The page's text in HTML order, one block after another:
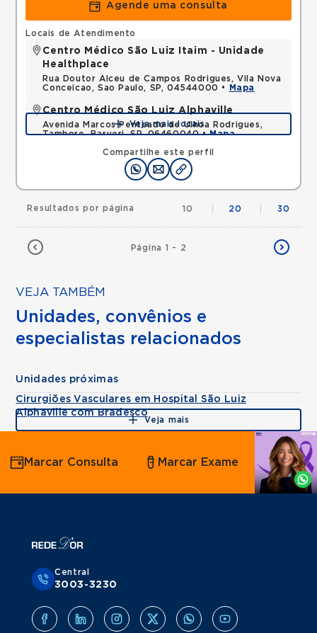
Agende uma consulta
Compartilhe este perfil
Locais de Atendimento
Centro Médico São Luiz Itaim - Unidade
Healthplace
Rua Doutor Alceu de Campos Rodrigues, Vila Nova
Conceicao, Sao Paulo, SP, 04544000 •
Mapa
Centro Médico São Luiz Alphaville
Avenida Marcos Penteado de Ulhoa Rodrigues,
Tambore, Barueri, SP, 06460040 •Mapa
Veja mais locais
Página 1 - 2
Resultados por página 10 20 30
VEJA TAMBÉM
Unidades, convênios e
especialistas relacionados
Unidades próximas
Cirurgiões Vasculares em Hospital São Luiz
Alphaville com Bradesco
Veja mais
Agende
por
Whatsapp
Marcar Consulta Marcar Exame
Central
3003-3230